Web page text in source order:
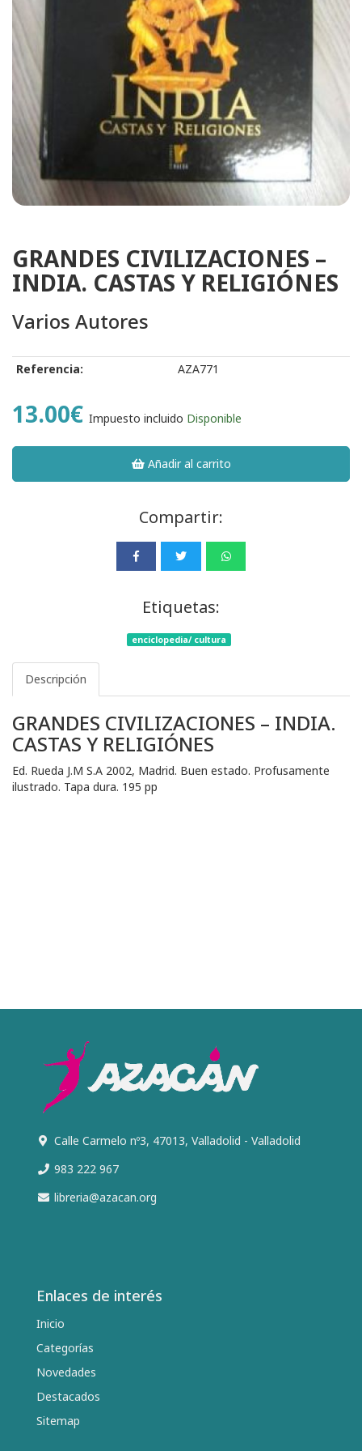
GRANDES CIVILIZACIONES –
INDIA. CASTAS Y RELIGIÓNES
Varios Autores
Referencia: AZA771
13.00€ Impuesto incluido Disponible
Añadir al carrito
Compartir:
Etiquetas:
enciclopedia/ cultura
Descripción
GRANDES CIVILIZACIONES – INDIA.
CASTAS Y RELIGIÓNES
Ed. Rueda J.M S.A 2002, Madrid. Buen estado. Profusamente
ilustrado. Tapa dura. 195 pp
Calle Carmelo nº3, 47013, Valladolid - Valladolid
983 222 967
libreria@azacan.org
Enlaces de interés
Inicio
Categorías
Novedades
Destacados
Sitemap